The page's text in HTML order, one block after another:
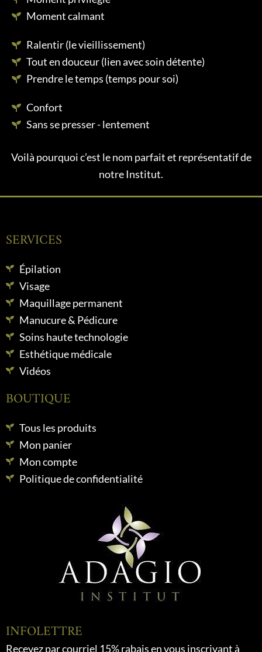
Moment calmant
Ralentir (le vieillissement)
Tout en douceur (lien avec soin détente)
Prendre le temps (temps pour soi)
Confort
Sans se presser - lentement
Voilà pourquoi c’est le nom parfait et représentatif de
notre Institut.
SERVICES
Épilation
Visage
Maquillage permanent
Manucure & Pédicure
Soins haute technologie
Esthétique médicale
Vidéos
BOUTIQUE
Tous les produits
Mon panier
Mon compte
Politique de confidentialité
INFOLETTRE
Recevez par courriel 15% rabais en vous inscrivant à